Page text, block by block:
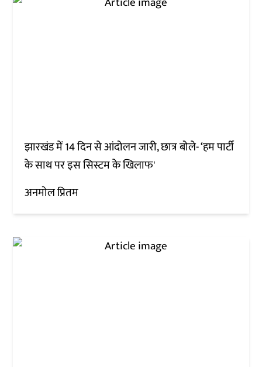
झारखंड में 14 दिन से आंदोलन जारी, छात्र बोले- ‘हम पार्टी
के साथ पर इस सिस्टम के खिलाफ'
अनमोल प्रितम